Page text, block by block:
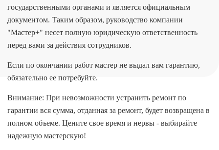
государственными органами и является официальным
документом. Таким образом, руководство компании
"Мастер+" несет полную юридическую ответственность
перед вами за действия сотрудников.
Если по окончании работ мастер не выдал вам гарантию,
обязательно ее потребуйте.
Внимание: При невозможности устранить ремонт по
гарантии вся сумма, отданная за ремонт, будет возвращена в
полном объеме. Цените свое время и нервы - выбирайте
надежную мастерскую!